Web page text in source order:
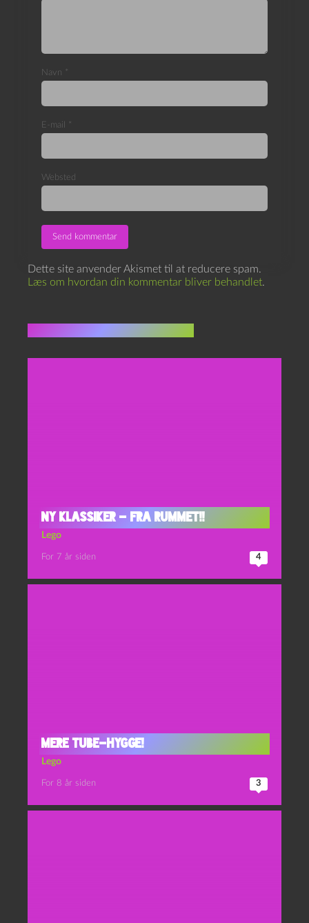
Navn *
E-mail *
Websted
Dette site anvender Akismet til at reducere spam.
Læs om hvordan din kommentar bliver behandlet.
Ny klassiker – fra rummet!!
Lego
For 7 år siden 4
Mere tube-hygge!
Lego
For 8 år siden 3